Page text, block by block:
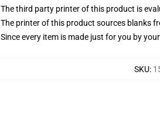
The third party printer of this product is
The printer of this product sources blanks
Since every item is made just for you by
SKU: